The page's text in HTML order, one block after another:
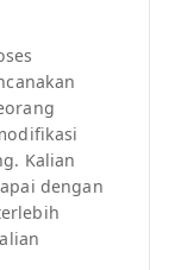
Kalian
dengan